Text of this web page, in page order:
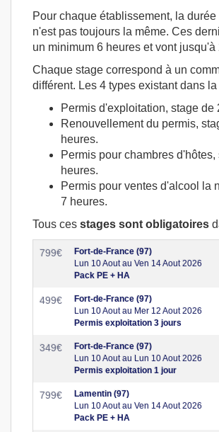
Pour chaque établissement, la
n'est pas toujours la même. Ces
un minimum 6 heures et vont jusqu'à
Chaque stage correspond à un
différent. Les 4 types existant dans
Permis d'exploitation, stage de
Renouvellement du permis,
heures.
Permis pour chambres d'hôtes,
heures.
Permis pour ventes d'alcool la
7 heures.
Tous ces stages sont obligatoires
799€
Fort-de-France (97)
Lun 10 Aout au Ven 14 Aout 2026
Pack PE + HA
499€
Fort-de-France (97)
Lun 10 Aout au Mer 12 Aout 2026
Permis exploitation 3 jours
349€
Fort-de-France (97)
Lun 10 Aout au Lun 10 Aout 2026
Permis exploitation 1 jour
799€
Lamentin (97)
Lun 10 Aout au Ven 14 Aout 2026
Pack PE + HA